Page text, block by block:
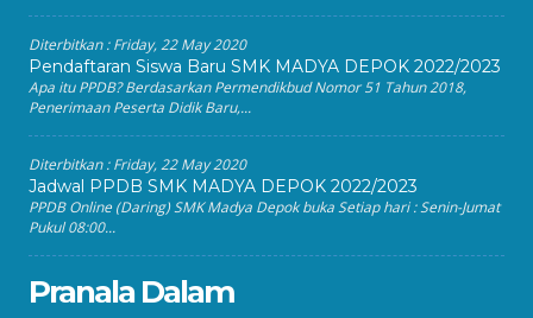
Diterbitkan :Friday, 22 May 2020
Pendaftaran Siswa Baru SMK MADYA DEPOK 2022/2023
Apa itu PPDB? Berdasarkan Permendikbud Nomor 51 Tahun 2018,
Penerimaan Peserta Didik Baru,...
Diterbitkan :Friday, 22 May 2020
Jadwal PPDB SMK MADYA DEPOK 2022/2023
PPDB Online (Daring) SMK Madya Depok buka Setiap hari : Senin-Jumat
Pukul 08:00...
Pranala Dalam